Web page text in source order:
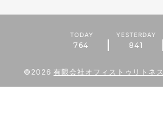
TODAY
764
YESTERDAY
841
©2026 有限会社オフィストゥリトネス